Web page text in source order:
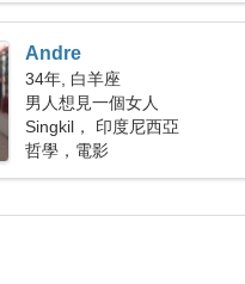
Andre
34年, 白羊座
男人想見一個女人
Singkil， 印度尼西亞
哲學，電影